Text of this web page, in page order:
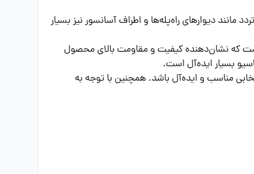
مانند دیوارهای راه‌پله‌ها و اطراف آسانسور نیز بسیار
برگ سرامیک است که مساحتی معادل 2.16 متر مربع را پوشش می‌دهد. وزن هر کارتن حدود 57 کیلوگرم است که نشان‌دهنده کیفیت و مقاومت بالای محصول
بسیار ایده‌آل است.
مناسب و ایده‌آل باشد. همچنین با توجه به